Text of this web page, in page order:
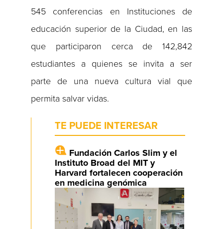
545 conferencias en Instituciones de
educación superior de la Ciudad, en las
que participaron cerca de 142,842
estudiantes a quienes se invita a ser
parte de una nueva cultura vial que
permita salvar vidas.
TE PUEDE INTERESAR
Fundación Carlos Slim y el
Instituto Broad del MIT y
Harvard fortalecen cooperación
en medicina genómica